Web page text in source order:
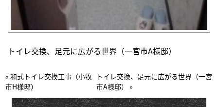
トイレ交換、足元に広がる世界（一宮市A様邸）
« 和式トイレ交換工事（小牧
市H様邸）
トイレ交換、足元に広がる世界（一宮
市A様邸） »